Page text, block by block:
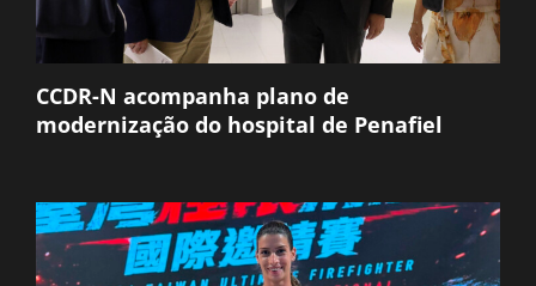
CCDR-N acompanha plano de
modernização do hospital de Penafiel